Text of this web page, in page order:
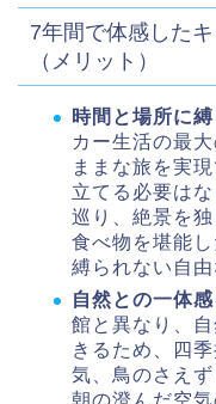
7年間で体感した
（メリット）
時間と場所に
カー生活の最
ままな旅を実
立てる必要は
巡り、絶景を
食べ物を堪能
縛られない自由
自然との一体
館と異なり、
きるため、四
気、鳥のさえ
朝の澄んだ空